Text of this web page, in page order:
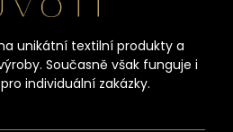
unikátní textilní produkty a
Současně však funguje i
individuální zakázky.